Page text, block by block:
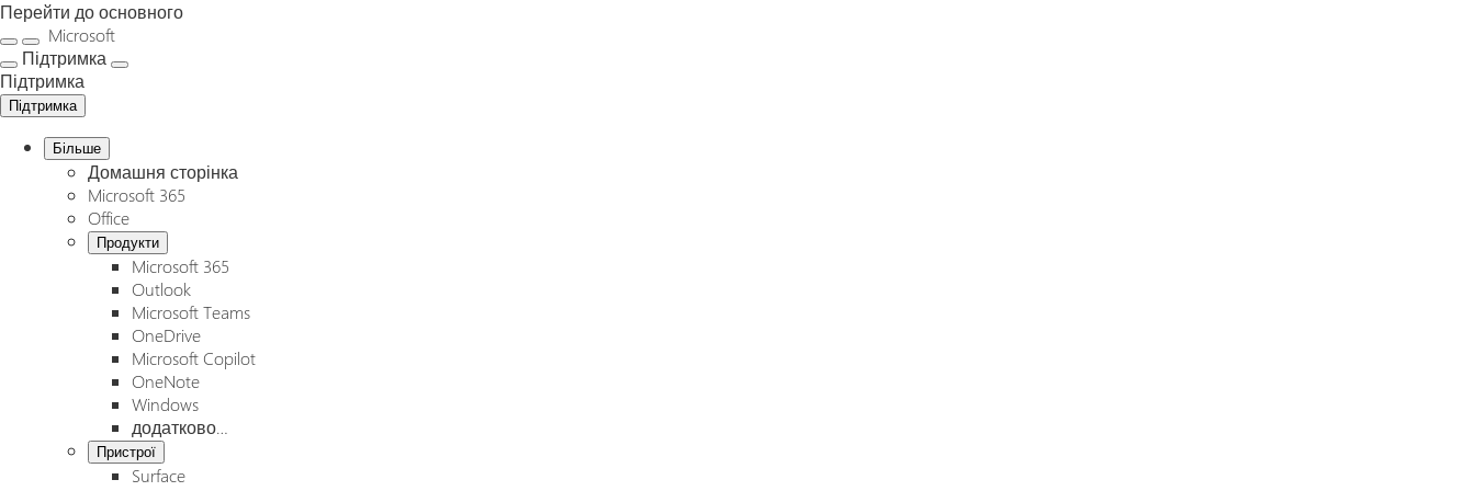
Перейти до основного
Microsoft
Підтримка
Підтримка
Підтримка
Більше
Домашня сторінка
Microsoft 365
Office
Продукти
Microsoft 365
Outlook
Microsoft Teams
OneDrive
Microsoft Copilot
OneNote
Windows
додатково…
Пристрої
Surface